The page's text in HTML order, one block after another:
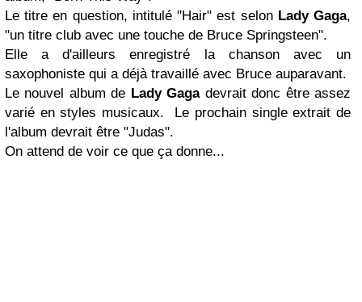
Le titre en question, intitulé "Hair" est selon Lady Gaga,
"un titre club avec une touche de Bruce Springsteen".
Elle a d'ailleurs enregistré la chanson avec un
saxophoniste qui a déjà travaillé avec Bruce auparavant.
Le nouvel album de Lady Gagadevrait donc être assez
varié en styles musicaux. Le prochain single extrait de
l'album devrait être "Judas".
On attend de voir ce que ça donne...